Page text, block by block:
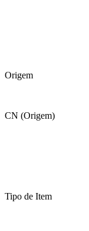
Origem
CN (Origem)
Tipo de Item